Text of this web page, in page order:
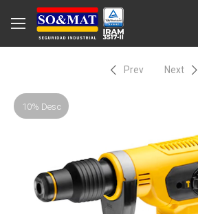
Prev Next
10% Desc